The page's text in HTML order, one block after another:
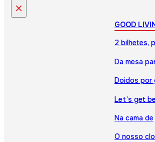
×
GOOD
2 bilhetes,
Da mesa
Doidos por
Let’s get
Na cama de
O nosso